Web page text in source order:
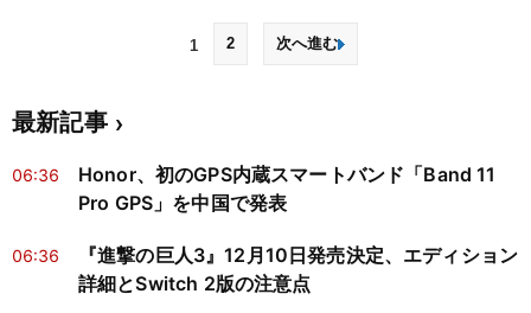
1 2 次へ進む
最新記事
06:36
Honor、初のGPS内蔵スマートバンド「Band 11
Pro GPS」を中国で発表
06:36
『進撃の巨人3』12月10日発売決定、エディション
詳細とSwitch 2版の注意点